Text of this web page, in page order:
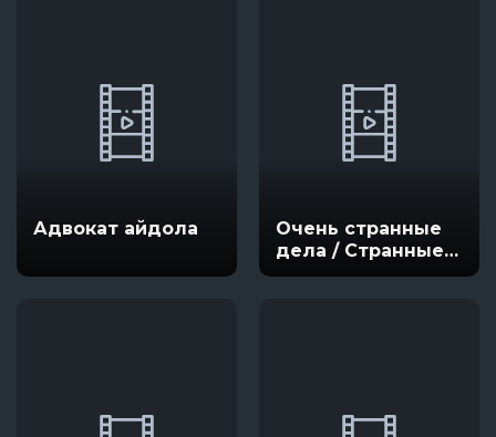
Адвокат айдола
Очень странные
дела / Странные
вещи /